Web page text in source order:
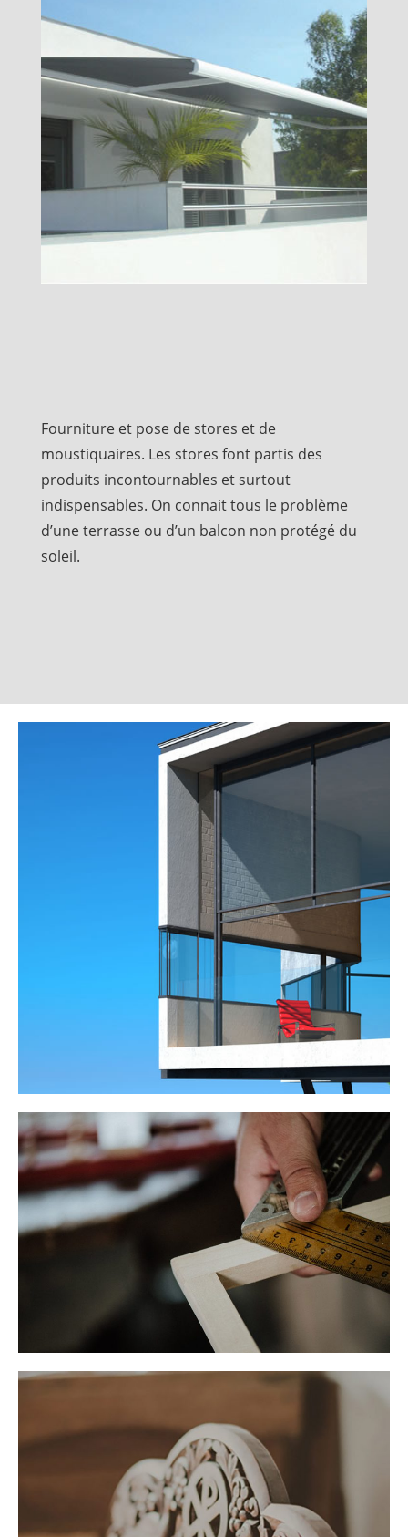
Fourniture et pose de stores et de
moustiquaires. Les stores font partis des
produits incontournables et surtout
indispensables. On connait tous le problème
d’une terrasse ou d’un balcon non protégé du
soleil.